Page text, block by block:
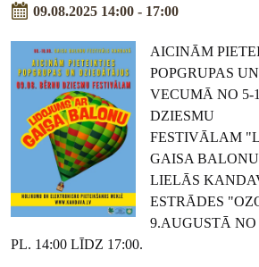
09.08.2025 14:00 - 17:00
AICINĀM
POPGRUPAS
VECUMĀ NO 5-
DZIESMU
FESTIVĀLAM
GAISA
LIELĀS
ESTRĀDES
9.AUGUSTĀ NO
PL. 14:00 LĪDZ 17:00.